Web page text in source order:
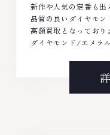
新作や人気の定番も出
品質の良いダイヤモ
高額買取となっており
ダイヤモンド/エメラ